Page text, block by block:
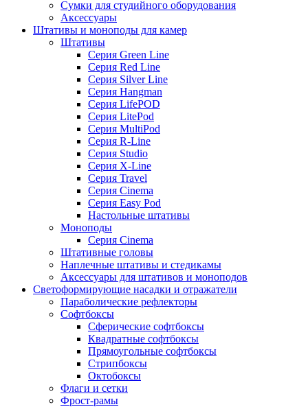
Сумки для студийного оборудования
Аксессуары
Штативы и моноподы для камер
Штативы
Серия Green Line
Серия Red Line
Серия Silver Line
Серия Hangman
Серия LifePOD
Серия LitePod
Серия MultiPod
Серия R-Line
Серия Studio
Серия X-Line
Серия Travel
Серия Cinema
Серия Easy Pod
Настольные штативы
Моноподы
Серия Cinema
Штативные головы
Наплечные штативы и стедикамы
Аксессуары для штативов и моноподов
Светоформирующие насадки и отражатели
Параболические рефлекторы
Софтбоксы
Сферические софтбоксы
Квадратные софтбоксы
Прямоугольные софтбоксы
Стрипбоксы
Октобоксы
Флаги и сетки
Фрост-рамы